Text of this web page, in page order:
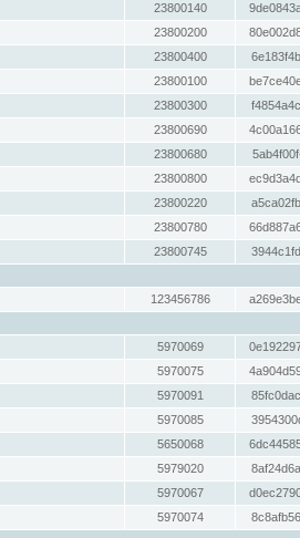
23800140
23800200
23800400
23800100
23800300
23800690
23800680
23800800
23800220
23800780
23800745
123456786
5970069
5970075
5970091
5970085
5650068
5979020
5970067
5970074